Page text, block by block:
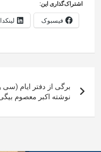
اشتراک‌گذاری این:
فیسبوک
نوشته
برگی از دفتر ایام
نوشته اکبر معصوم